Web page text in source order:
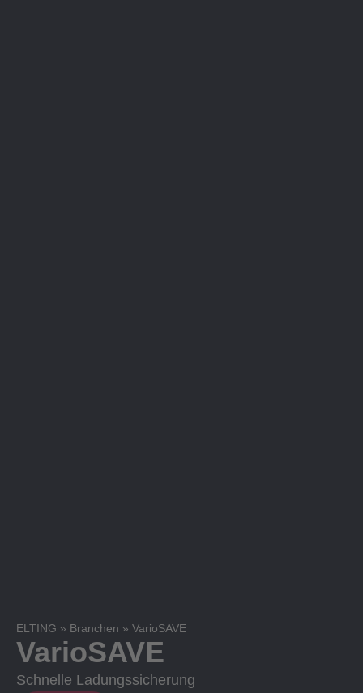
ELTING » Branchen » VarioSAVE
VarioSAVE
Schnelle Ladungssicherung